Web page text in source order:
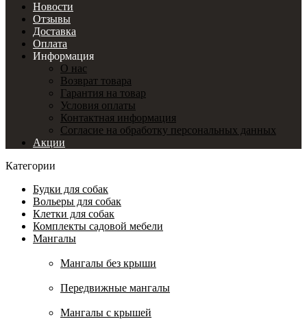
Новости
Отзывы
Доставка
Оплата
Информация
О нас
Возврат товара
Гарантия на товар
Условия оплаты
Контактная информация
Согласие на обработку персональных данных
Акции
Категории
Будки для собак
Вольеры для собак
Клетки для собак
Комплекты садовой мебели
Мангалы
Мангалы без крыши
Передвижные мангалы
Мангалы с крышей